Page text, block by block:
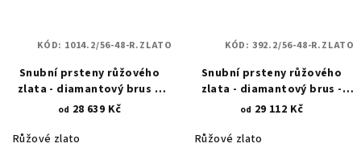
Snubní prsteny růžového
zlata - diamantový brus a
zirkony 1014.2
od 28 639 Kč
Růžové zlato
KÓD: 1014.2/56-48-R.ZLATO
Snubní prsteny růžového
zlata - diamantový brus -
propletené linie 392.2
od 29 112 Kč
Růžové zlato
KÓD: 392.2/56-48-R.ZLATO